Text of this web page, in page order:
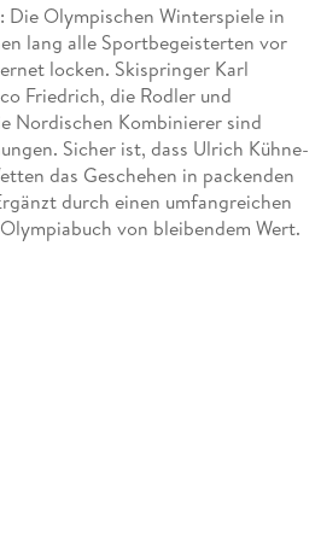
Die Olympischen Winterspiele in
lang alle Sportbegeisterten vor
locken. Skispringer Karl
Friedrich, die Rodler und
Nordischen Kombinierer sind
Sicher ist, dass Ulrich Kühne-
das Geschehen in packenden
durch einen umfangreichen
von bleibendem Wert.